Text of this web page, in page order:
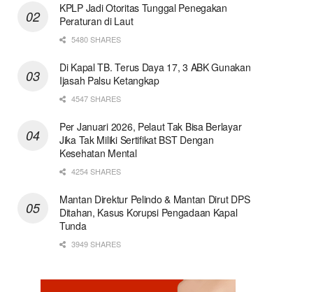
KPLP Jadi Otoritas Tunggal Penegakan
Peraturan di Laut
5480 SHARES
Di Kapal TB. Terus Daya 17, 3 ABK Gunakan
Ijasah Palsu Ketangkap
4547 SHARES
Per Januari 2026, Pelaut Tak Bisa Berlayar
Jika Tak Miliki Sertifikat BST Dengan
Kesehatan Mental
4254 SHARES
Mantan Direktur Pelindo & Mantan Dirut DPS
Ditahan, Kasus Korupsi Pengadaan Kapal
Tunda
3949 SHARES